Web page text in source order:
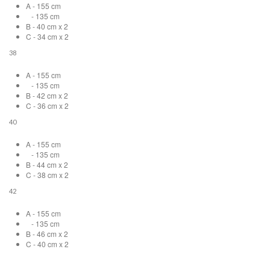
A - 155 cm
- 135 cm
B - 40 cm x 2
C - 34 cm x 2
38
A - 155 cm
- 135 cm
B - 42 cm x 2
C - 36 cm x 2
40
A - 155 cm
- 135 cm
B - 44 cm x 2
C - 38 cm x 2
42
A - 155 cm
- 135 cm
B - 46 cm x 2
C - 40 cm x 2